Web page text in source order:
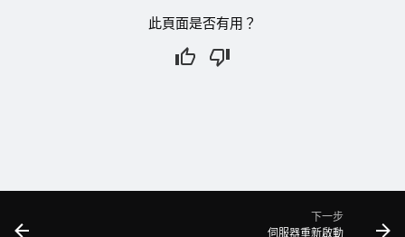
此頁面是否有用？
下一步
伺服器重新啟動